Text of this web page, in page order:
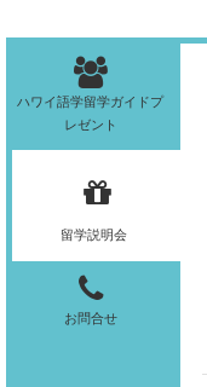
ハワイ語学留学ガイドプ
レゼント
留学説明会
お問合せ